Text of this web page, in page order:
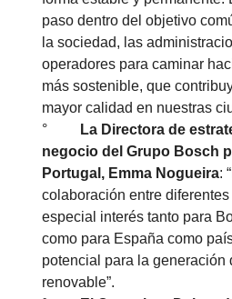
paso dentro del objetivo
la sociedad, las
operadores para caminar
más sostenible, que
mayor calidad en nuestras
°
La Directora de
negocio del Grupo Bosch
Portugal, Emma Nogueira:
colaboración entre
especial interés tanto para
como para España como
potencial para la generación
renovable”.